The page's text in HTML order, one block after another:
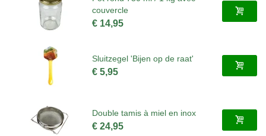
couvercle
€ 14,95
Sluitzegel 'Bijen op de raat'
€ 5,95
Double tamis à miel en inox
€ 24,95